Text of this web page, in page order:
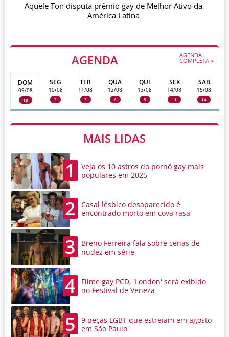
AGENDA AGENDA
COMPLETA >
DOM
09/08
18
SEG
10/08
2
TER
11/08
3
QUA
12/08
6
QUI
13/08
5
SEX
14/08
11
SAB
15/08
14
MAIS LIDAS
1
Veja os 10 astros do pornô gay mais
populares em 2025
2
Casal lésbico desaparecido é
encontrado morto em cova rasa
3
Breno Ferreira fala sobre cenas de
nudez em série
4
Filme gay PCD, 'London' será exibido
no Festival de Veneza
5
9 peças LGBT que estreiam em agosto
em São Paulo
Aquele Ton disputa prêmio gay de Melhor Ativo da
América Latina